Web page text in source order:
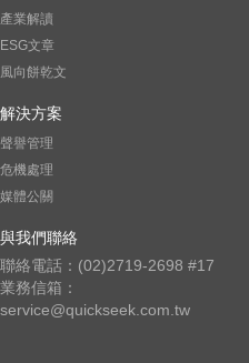
產業解讀
ESG文章
風向餅乾文
解決方案
聲譽管理
危機處理
媒體公關
與我們聯絡
聯絡電話：(02)2719-2698 #17
業務信箱：
service@quickseek.com.tw